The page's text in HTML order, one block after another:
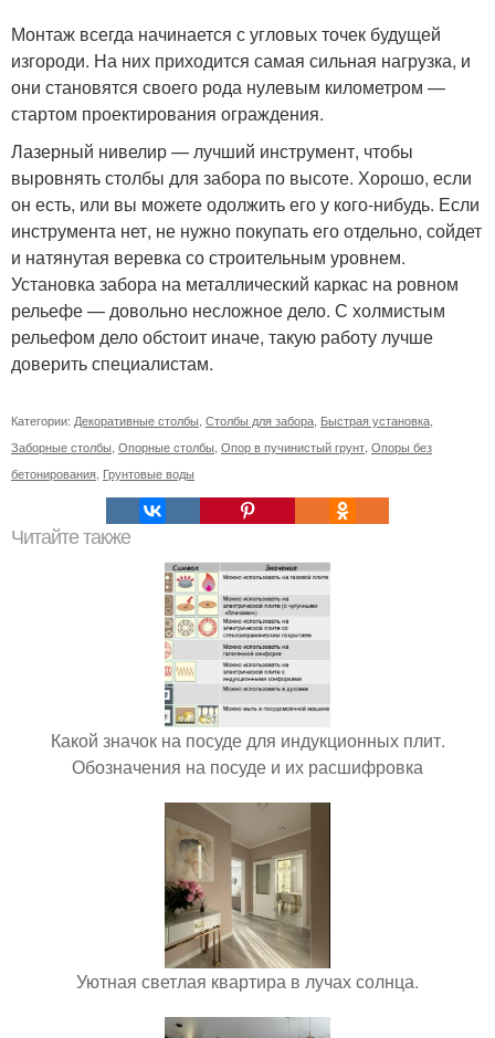
Монтаж всегда начинается с угловых точек будущей
изгороди. На них приходится самая сильная нагрузка, и
они становятся своего рода нулевым километром —
стартом проектирования ограждения.
Лазерный нивелир — лучший инструмент, чтобы
выровнять столбы для забора по высоте. Хорошо, если
он есть, или вы можете одолжить его у кого-нибудь. Если
инструмента нет, не нужно покупать его отдельно, сойдет
и натянутая веревка со строительным уровнем.
Установка забора на металлический каркас на ровном
рельефе — довольно несложное дело. С холмистым
рельефом дело обстоит иначе, такую работу лучше
доверить специалистам.
Категории: Декоративные столбы, Столбы для забора, Быстрая установка,
Заборные столбы, Опорные столбы, Опор в пучинистый грунт, Опоры без
бетонирования, Грунтовые воды
Читайте также
Какой значок на посуде для индукционных плит.
Обозначения на посуде и их расшифровка
Уютная светлая квартира в лучах солнца.